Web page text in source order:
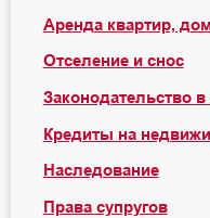
Аренда квартир,
Отселение и снос
Законодательство
Кредиты на
Наследование
Права супругов